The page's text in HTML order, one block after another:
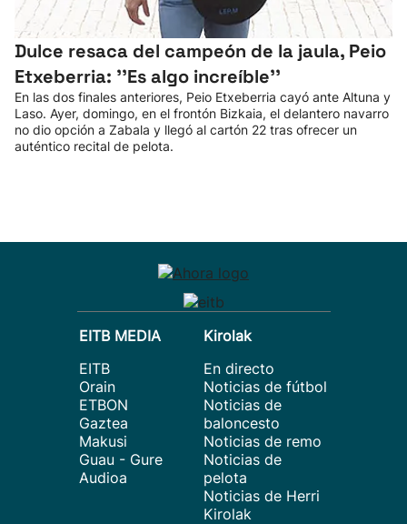
Dulce resaca del campeón de la jaula, Peio
Etxeberria: ''Es algo increíble''
En las dos finales anteriores, Peio Etxeberria cayó ante Altuna y
Laso. Ayer, domingo, en el frontón Bizkaia, el delantero navarro
no dio opción a Zabala y llegó al cartón 22 tras ofrecer un
auténtico recital de pelota.
EITB MEDIA
EITB
Orain
ETBON
Gaztea
Makusi
Guau - Gure
Audioa
Kirolak
En directo
Noticias de fútbol
Noticias de
baloncesto
Noticias de remo
Noticias de
pelota
Noticias de Herri
Kirolak